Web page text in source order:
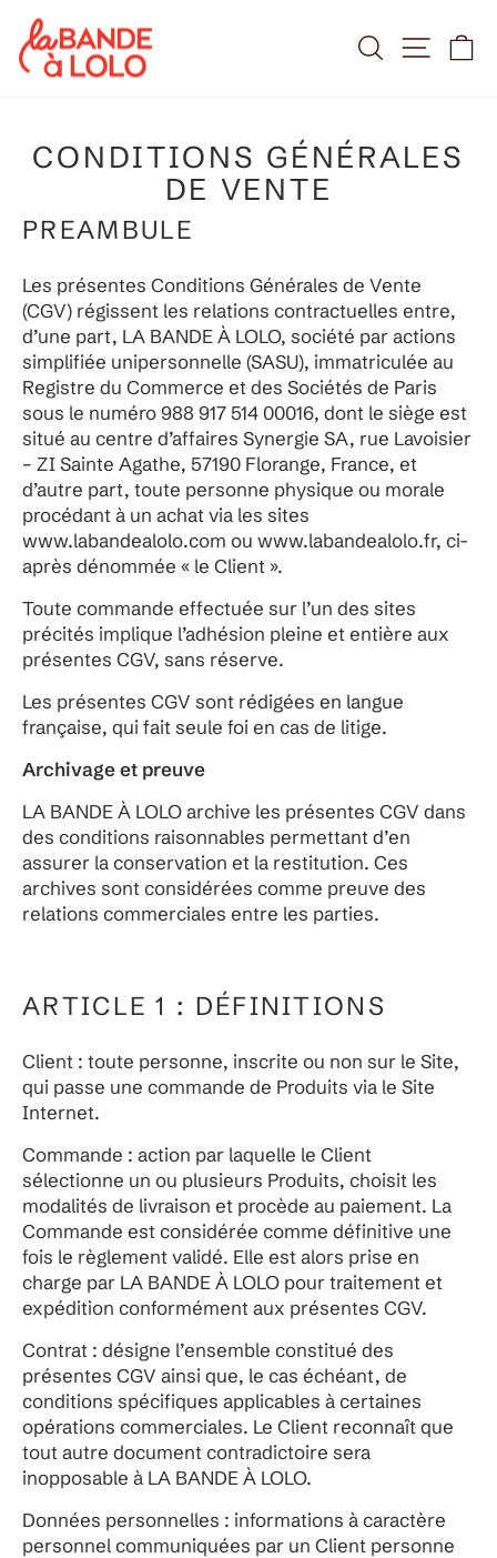
contenu
CONDITIONS GÉNÉRALES
DE VENTE
PREAMBULE
Les présentes Conditions Générales de Vente
(CGV) régissent les relations contractuelles entre,
d’une part, LA BANDE À LOLO, société par actions
simplifiée unipersonnelle (SASU), immatriculée au
Registre du Commerce et des Sociétés de Paris
sous le numéro 988 917 514 00016, dont le siège est
situé au centre d’affaires Synergie SA, rue Lavoisier
– ZI Sainte Agathe, 57190 Florange, France, et
d’autre part, toute personne physique ou morale
procédant à un achat via les sites
www.labandealolo.com ou www.labandealolo.fr, ci-
après dénommée « le Client ».
Toute commande effectuée sur l’un des sites
précités implique l’adhésion pleine et entière aux
présentes CGV, sans réserve.
Les présentes CGV sont rédigées en langue
française, qui fait seule foi en cas de litige.
Archivage et preuve
LA BANDE À LOLO archive les présentes CGV dans
des conditions raisonnables permettant d’en
assurer la conservation et la restitution. Ces
archives sont considérées comme preuve des
relations commerciales entre les parties.
ARTICLE 1 : DÉFINITIONS
Client : toute personne, inscrite ou non sur le Site,
qui passe une commande de Produits via le Site
Internet.
Commande : action par laquelle le Client
sélectionne un ou plusieurs Produits, choisit les
modalités de livraison et procède au paiement. La
Commande est considérée comme définitive une
fois le règlement validé. Elle est alors prise en
charge par LA BANDE À LOLO pour traitement et
expédition conformément aux présentes CGV.
Contrat : désigne l’ensemble constitué des
présentes CGV ainsi que, le cas échéant, de
conditions spécifiques applicables à certaines
opérations commerciales. Le Client reconnaît que
tout autre document contradictoire sera
inopposable à LA BANDE À LOLO.
Données personnelles : informations à caractère
personnel communiquées par un Client personne